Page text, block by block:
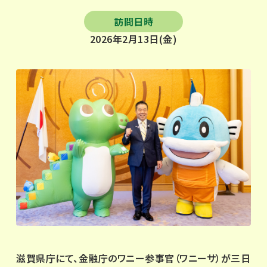
訪問日時
2026年2月13日(金)
滋賀県庁にて、金融庁のワニー参事官（ワニーサ）が三日